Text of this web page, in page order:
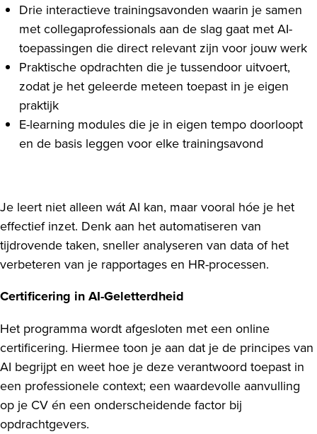
Drie interactieve trainingsavonden waarin je samen
met collegaprofessionals aan de slag gaat met AI-
toepassingen die direct relevant zijn voor jouw werk
Praktische opdrachten die je tussendoor uitvoert,
zodat je het geleerde meteen toepast in je eigen
praktijk
E-learning modules die je in eigen tempo doorloopt
en de basis leggen voor elke trainingsavond
Je leert niet alleen wát AI kan, maar vooral hóe je het
effectief inzet. Denk aan het automatiseren van
tijdrovende taken, sneller analyseren van data of het
verbeteren van je rapportages en HR-processen.
Certificering in AI-Geletterdheid
Het programma wordt afgesloten met een online
certificering. Hiermee toon je aan dat je de principes van
AI begrijpt en weet hoe je deze verantwoord toepast in
een professionele context; een waardevolle aanvulling
op je CV én een onderscheidende factor bij
opdrachtgevers.